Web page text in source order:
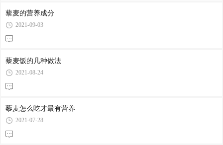
藜麦的营养成分
2021-09-03
藜麦饭的几种做法
2021-08-24
藜麦怎么吃才最有营养
2021-07-28